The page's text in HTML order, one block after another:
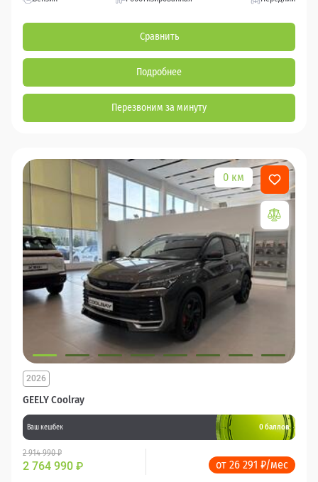
Сравнить
Подробнее
Перезвоним за минуту
0 км
GEELY Coolray
2026
Ваш кешбек 0 баллов
2 914 990 ₽
2 764 990 ₽ от 26 291 ₽/мес